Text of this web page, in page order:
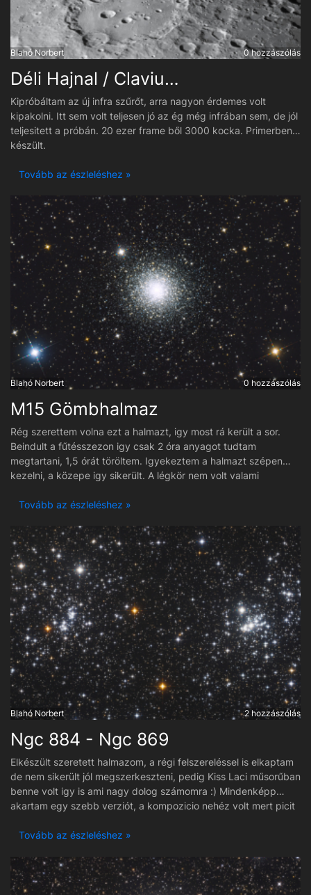
Blahó Norbert 0 hozzászólás
Déli Hajnal / Clavius környékén.
Kipróbáltam az új infra szűrőt, arra nagyon érdemes volt
kipakolni. Itt sem volt teljesen jó az ég még infrában sem, de jól
teljesitett a próbán. 20 ezer frame ből 3000 kocka. Primerben
készült.
Tovább az észleléshez »
Blahó Norbert 0 hozzászólás
M15 Gömbhalmaz
Rég szerettem volna ezt a halmazt, igy most rá került a sor.
Beindult a fűtésszezon igy csak 2 óra anyagot tudtam
megtartani, 1,5 órát töröltem. Igyekeztem a halmazt szépen
kezelni, a közepe igy sikerült. A légkör nem volt valami
hatalmas füst lett erre fele, és vezethetetlenek voltak a
derült estét. Ettől független nekem nagyon tetszik főleg hogy
szép csillagok vannak a halmaz mellett.
Tovább az észleléshez »
Blahó Norbert 2 hozzászólás
Ngc 884 - Ngc 869
Elkészült szeretett halmazom, a régi felszereléssel is elkaptam
de nem sikerült jól megszerkeszteni, pedig Kiss Laci műsorűban
benne volt igy is ami nagy dolog számomra :) Mindenképp
akartam egy szebb verziót, a kompozicio nehéz volt mert picit
Sötétiteni nem nagyon szeretném a hátteret mert a fényes
igy vélem. Fogadjátok szeretettel :)
Tovább az észleléshez »